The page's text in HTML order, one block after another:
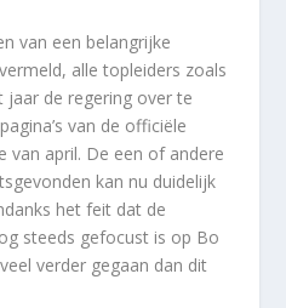
van een belangrijke
alle topleiders zoals
jaar de regering over te
van de officiële
van april. De een of andere
kan nu duidelijk
het feit dat de
steeds gefocust is op Bo
verder gegaan dan dit